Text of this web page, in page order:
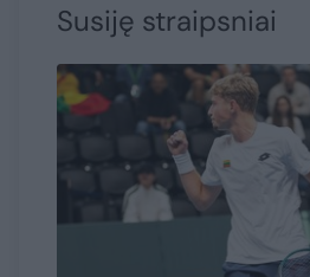
Susiję straipsniai